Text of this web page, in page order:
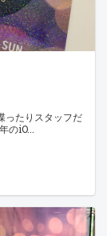
ったりスタッフだ
のiO